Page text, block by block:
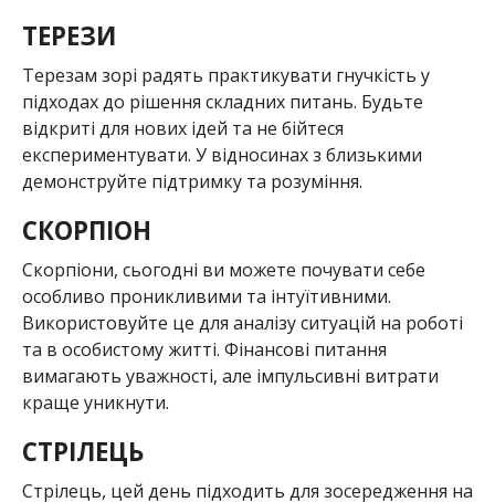
ТЕРЕЗИ
Терезам зорі радять практикувати гнучкість у
підходах до рішення складних питань. Будьте
відкриті для нових ідей та не бійтеся
експериментувати. У відносинах з близькими
демонструйте підтримку та розуміння.
СКОРПІОН
Скорпіони, сьогодні ви можете почувати себе
особливо проникливими та інтуїтивними.
Використовуйте це для аналізу ситуацій на роботі
та в особистому житті. Фінансові питання
вимагають уважності, але імпульсивні витрати
краще уникнути.
СТРІЛЕЦЬ
Стрілець, цей день підходить для зосередження на